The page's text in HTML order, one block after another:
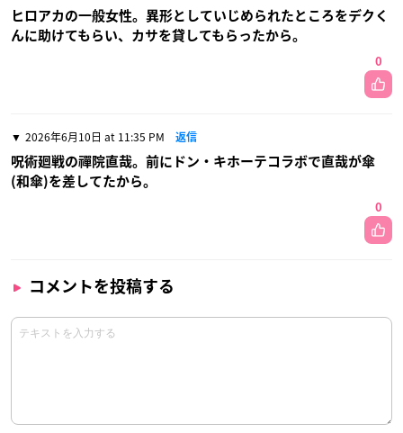
ヒロアカの一般女性。異形としていじめられたところをデクく
んに助けてもらい、カサを貸してもらったから。
0
2026年6月10日 at 11:35 PM 返信
呪術廻戦の禪院直哉。前にドン・キホーテコラボで直哉が傘
(和傘)を差してたから。
0
コメントを投稿する